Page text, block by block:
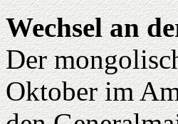
Wechsel an
Der
Oktober im